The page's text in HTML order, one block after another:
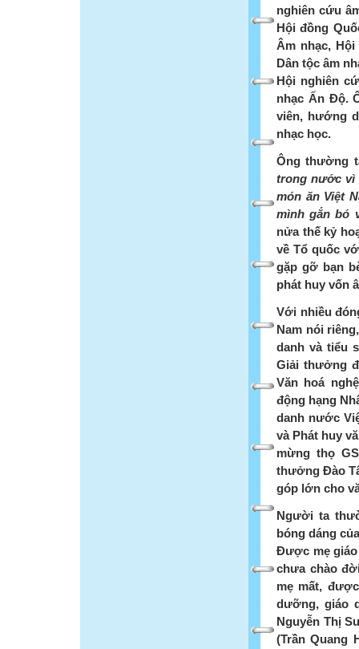
nghiên cứu
Hội đồng
Âm nhạc,
Dân tộc âm
Hội nghiên
nhạc Ấn Độ.
viên, hướng
nhạc học.
Ông thường
trong nước vì
món ăn Việt
mình gắn bó
nửa thế kỷ
về Tổ quốc
gặp gỡ bạn
phát huy vốn
Với nhiều
Nam nói
danh và tiểu
Giải thưởng
Văn hoá
động hạng
danh nước
và Phát huy
mừng thọ
thưởng Đào
góp lớn cho
Người ta
bóng dáng
Được mẹ giáo
chưa chào
mẹ mất,
dưỡng, giáo
Nguyễn Thị
(Trần Quang